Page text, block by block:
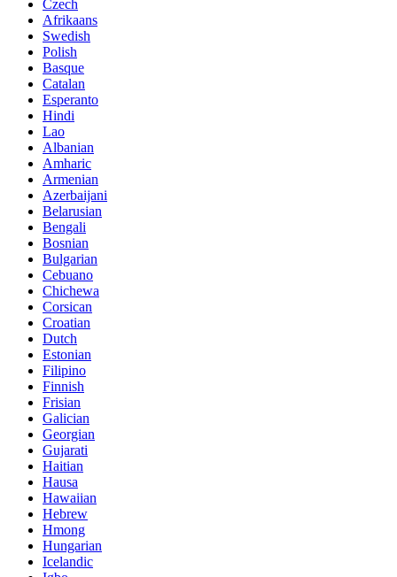
Czech
Afrikaans
Swedish
Polish
Basque
Catalan
Esperanto
Hindi
Lao
Albanian
Amharic
Armenian
Azerbaijani
Belarusian
Bengali
Bosnian
Bulgarian
Cebuano
Chichewa
Corsican
Croatian
Dutch
Estonian
Filipino
Finnish
Frisian
Galician
Georgian
Gujarati
Haitian
Hausa
Hawaiian
Hebrew
Hmong
Hungarian
Icelandic